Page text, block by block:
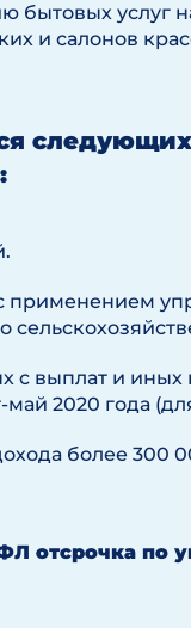
бытовых услуг
и салонов
применением
с выплат и
2020 года
более 300
отсрочка по